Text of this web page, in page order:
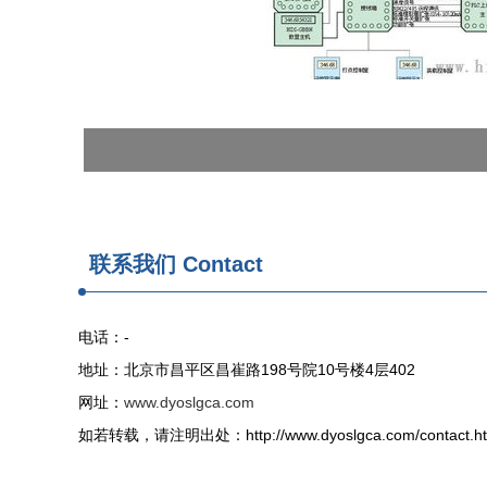
联系我们 Contact
电话：-
地址：北京市昌平区昌崔路198号院10号楼4层402
网址： www.dyoslgca.com
如若转载，请注明出处：http://www.dyoslgca.com/